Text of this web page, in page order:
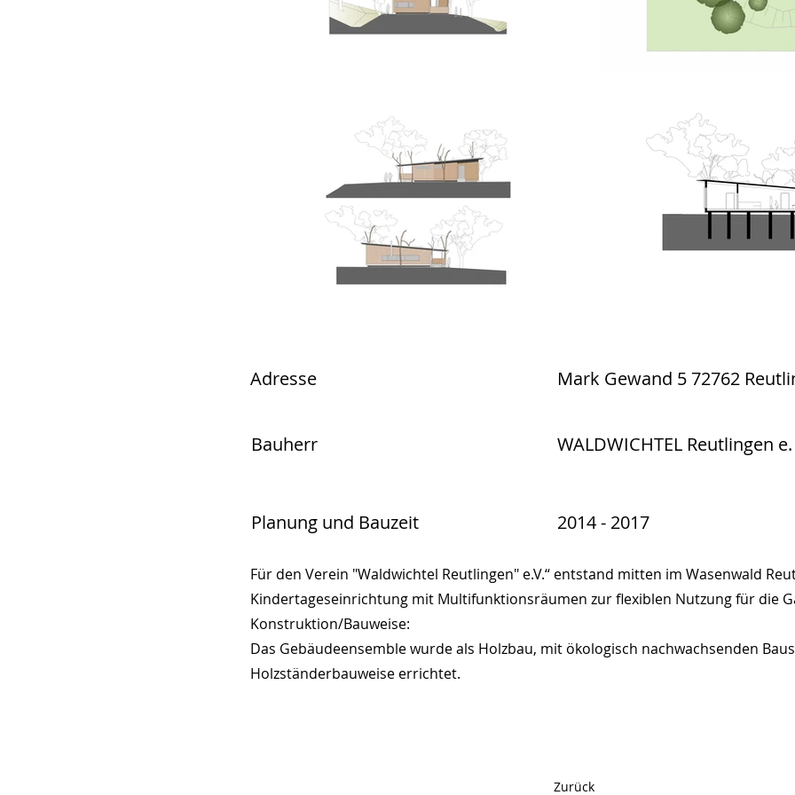
Adresse Mark Gewand 5 72762
Bauherr WALDWICHTEL Reutlingen e.
Planung und Bauzeit 2014 - 2017
Für den Verein "Waldwichtel Reutlingen" e.V.“ entstand mitten im Wasenwald
Kindertageseinrichtung mit Multifunktionsräumen zur flexiblen Nutzung für die
Konstruktion/Bauweise:
Das Gebäudeensemble wurde als Holzbau, mit ökologisch nachwachsenden
Holzständerbauweise errichtet.
Zurück